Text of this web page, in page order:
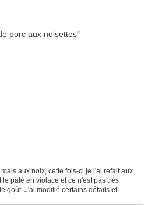
aux noix, cette fois-ci je l'ai refait aux
pâté en violacé et ce n'est pas très
goût. J'ai modifié certains détails et